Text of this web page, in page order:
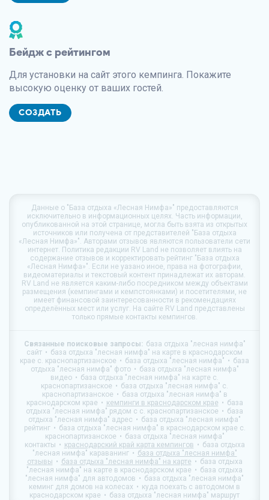
Бейдж с рейтингом
Для установки на сайт этого кемпинга. Покажите
высокую оценку от ваших гостей.
СОЗДАТЬ
Данные о "База отдыха «Лесная Нимфа»" предоставляются
исключительно в информационных целях. Часть информации,
опубликованной на этой странице, могла быть взята из открытых
источников или получена от представителей "База отдыха
«Лесная Нимфа»". Авторами отзывов являются пользователи сети
интернет. Политика редакции RV Land не позволяет влиять на
содержание отзывов и корректировать рейтинг "База отдыха
«Лесная Нимфа»". Если не уазано иное, права на фотографии,
видеоматериалы и текстовый контент принадлежат их авторам.
RV Land не является каким-либо посредником между объектами
размещения (кемпингами и кемпстоянками) и посетителями, не
имеет финансовой заинтересованности в рекомендациях
определённых мест или услуг. На сайте RV Land представлены
только прямые контакты кемпингов.
Связанные поисковые запросы: база отдыха "лесная нимфа"
сайт
база отдыха "лесная нимфа" на карте в краснодарском
крае c. краснопартизанское
база отдыха "лесная нимфа"
база
отдыха "лесная нимфа" фото
база отдыха "лесная нимфа"
видео
база отдыха "лесная нимфа" на карте c.
краснопартизанское
база отдыха "лесная нимфа" c.
краснопартизанское
база отдыха "лесная нимфа" в
краснодарском крае
кемпинги в краснодарском крае
база
отдыха "лесная нимфа" рядом с c. краснопартизанское
база
отдыха "лесная нимфа" адрес
база отдыха "лесная нимфа"
рейтинг
база отдыха "лесная нимфа" в краснодарском крае c.
краснопартизанское
база отдыха "лесная нимфа"
контакты
краснодарский край карта кемпингов
база отдыха
"лесная нимфа" караванинг
база отдыха "лесная нимфа"
отзывы
база отдыха "лесная нимфа" на карте
база отдыха
"лесная нимфа" на карте в краснодарском крае
база отдыха
"лесная нимфа" для автодомов
база отдыха "лесная нимфа"
кеминг для домов на колесах
куда поехать с автодомом в
краснодарском крае
база отдыха "лесная нимфа" маршрут